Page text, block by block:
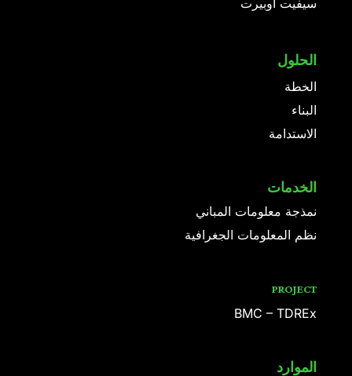
سيفيت أوبيرت
الحلول
الخطة
البناء
الاستدامة
الخدمات
نمذجة معلومات المباني
نظم المعلومات الجغرافية
PROJECT
BMC – TDREx
الموارد